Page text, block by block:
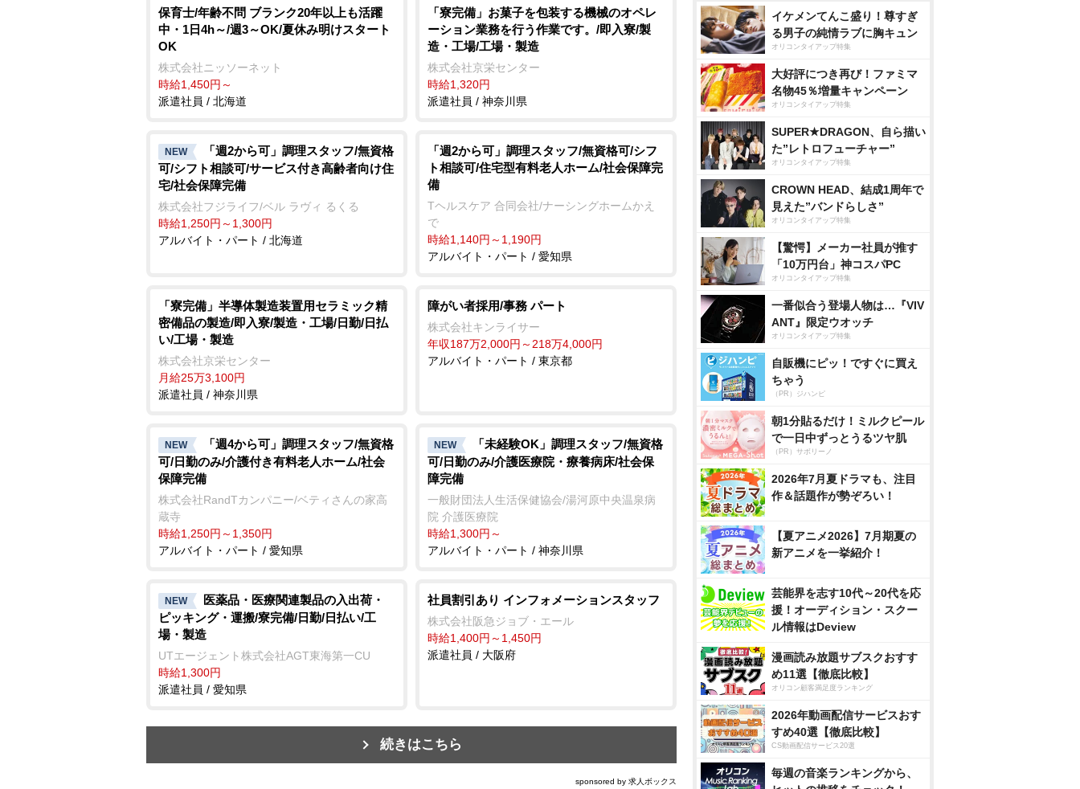
保育士/年齢不問 ブランク20年以上も活躍
中・1日4h～/週3～OK/夏休み明けスタート
OK
株式会社ニッソーネット
時給1,450円～
派遣社員 / 北海道
「寮完備」お菓子を包装する機械のオペレ
ーション業務を行う作業です。/即入寮/製
造・工場/工場・製造
株式会社京栄センター
時給1,320円
派遣社員 / 神奈川県
NEW
「週2から可」調理スタッフ/無資格
可/シフト相談可/サービス付き高齢者向け住
宅/社会保障完備
株式会社フジライフ/ベル ラヴィ るくる
時給1,250円～1,300円
アルバイト・パート / 北海道
「週2から可」調理スタッフ/無資格可/シフ
ト相談可/住宅型有料老人ホーム/社会保障完
備
Tヘルスケア 合同会社/ナーシングホームかえ
で
時給1,140円～1,190円
アルバイト・パート / 愛知県
「寮完備」半導体製造装置用セラミック精
密備品の製造/即入寮/製造・工場/日勤/日払
い/工場・製造
株式会社京栄センター
月給25万3,100円
派遣社員 / 神奈川県
障がい者採用/事務 パート
株式会社キンライサー
年収187万2,000円～218万4,000円
アルバイト・パート / 東京都
NEW
「週4から可」調理スタッフ/無資格
可/日勤のみ/介護付き有料老人ホーム/社会
保障完備
株式会社RandTカンパニー/ベティさんの家高
蔵寺
時給1,250円～1,350円
アルバイト・パート / 愛知県
NEW
「未経験OK」調理スタッフ/無資格
可/日勤のみ/介護医療院・療養病床/社会保
障完備
一般財団法人生活保健協会/湯河原中央温泉病
院 介護医療院
時給1,300円～
アルバイト・パート / 神奈川県
NEW
医薬品・医療関連製品の入出荷・
ピッキング・運搬/寮完備/日勤/日払い/工
場・製造
UTエージェント株式会社AGT東海第一CU
時給1,300円
派遣社員 / 愛知県
社員割引あり インフォメーションスタッフ
株式会社阪急ジョブ・エール
時給1,400円～1,450円
派遣社員 / 大阪府
続きはこちら
sponsored by 求人ボックス
イケメンてんこ盛り！尊すぎ
る男子の純情ラブに胸キュン
オリコンタイアップ特集
大好評につき再び！ファミマ
名物45％増量キャンペーン
オリコンタイアップ特集
SUPER★DRAGON、自ら描い
た”レトロフューチャー”
オリコンタイアップ特集
CROWN HEAD、結成1周年で
見えた”バンドらしさ”
オリコンタイアップ特集
【驚愕】メーカー社員が推す
「10万円台」神コスパPC
オリコンタイアップ特集
一番似合う登場人物は…『VIV
ANT』限定ウオッチ
オリコンタイアップ特集
自販機にピッ！ですぐに買え
ちゃう
（PR）ジハンピ
朝1分貼るだけ！ミルクピール
で一日中ずっとうるツヤ肌
（PR）サボリーノ
2026年7月夏ドラマも、注目
作＆話題作が勢ぞろい！
【夏アニメ2026】7月期夏の
新アニメを一挙紹介！
芸能界を志す10代～20代を応
援！オーディション・スクー
ル情報はDeview
漫画読み放題サブスクおすす
め11選【徹底比較】
オリコン顧客満足度ランキング
2026年動画配信サービスおす
すめ40選【徹底比較】
CS動画配信サービス20選
毎週の音楽ランキングから、